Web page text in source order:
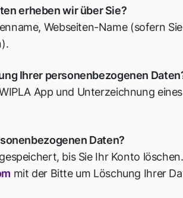
erheben wir über Sie?
Webseiten-Name (sofern
Ihrer personenbezogenen
App und Unterzeichnung eines
Daten?
bis Sie Ihr Konto
mit der Bitte um Löschung Ihrer